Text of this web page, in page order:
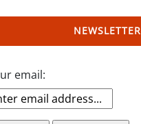
NEWSLETTER
email: